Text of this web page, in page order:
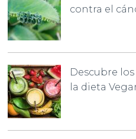
contra el
Descubre
la dieta